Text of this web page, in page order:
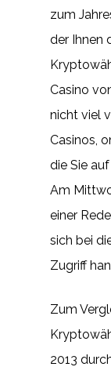
zum
der Ihnen
Casino
nicht viel
Casinos,
die Sie
Am
einer
sich bei
Zugriff
Zum
2013